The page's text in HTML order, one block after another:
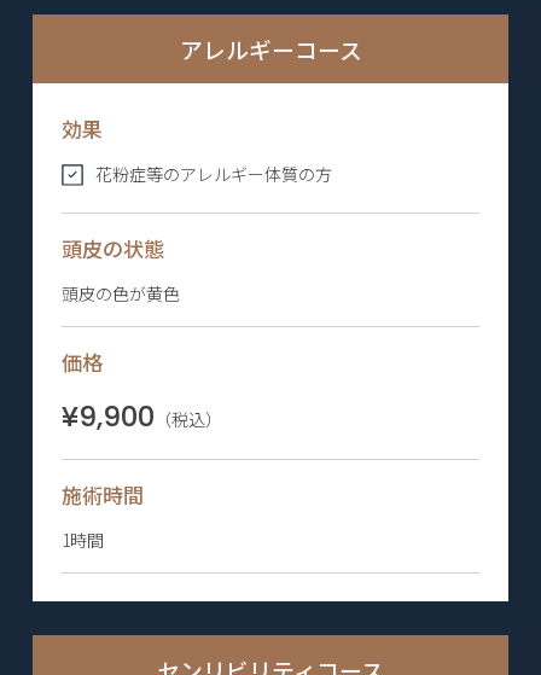
アレルギーコース
効果
花粉症等のアレルギー体質の方
頭皮の状態
頭皮の色が黄色
価格
¥9,900 （税込）
施術時間
1時間